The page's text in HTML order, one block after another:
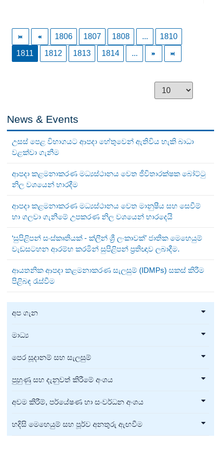
1806 1807 1808 ...
1810
1811
1812 1813 1814 ...
News & Events
උසස් පෙළ විභාගයට ආපදා හේතුවෙන් ඇතිවිය හැකි බාධා
වළක්වා ගැනීම
ආපදා කළමනාකරණ මධ්‍යස්ථානය වෙත ජීවිතාරක්ෂක බෝට්ටු
නිල වශයෙන් භාරදීම
ආපදා කළමනාකරණ මධ්‍යස්ථානය වෙත මානුෂීය සහ සෙවීම්
හා ගලවා ගැනීමේ උපකරණ නිල වශයෙන් භාරදෙයි
‘සුපිළිපන් සංස්කෘතියක් - ක්ලීන් ශ්‍රී ලංකාවක්’ ජාතික මෙහෙයුම්
වැඩසටහන ආරම්භ කරමින් සුපිළිපන් ප්‍රතිඥාව ලබාදීම.
ආයතනික ආපදා කළමනාකරණ සැලසුම් (IDMPs) සකස් කිරීම
පිළිබඳ රැස්වීම
අප ගැන
මාධ්‍ය
පෙර සූදානම් සහ සැලසුම්
පුහුණු සහ දැනුවත් කිරීමේ අංශය
අවම කිරීම්, පර්යේෂණ හා සංවර්ධන අංශය
හදිසි මෙහෙයුම් සහ පූර්ව අනතුරු ඇඟවීම